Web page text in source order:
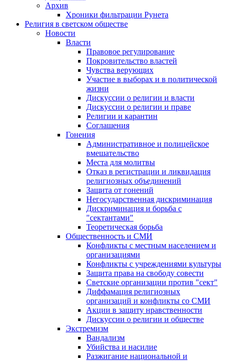
Архив
Хроники фильтрации Рунета
Религия в светском обществе
Новости
Власти
Правовое регулирование
Покровительство властей
Чувства верующих
Участие в выборах и в политической
жизни
Дискуссии о религии и власти
Дискуссии о религии и праве
Религии и карантин
Соглашения
Гонения
Административное и полицейское
вмешательство
Места для молитвы
Отказ в регистрации и ликвидация
религиозных объединений
Защита от гонений
Негосударственная дискриминация
Дискриминация и борьба с
"сектантами"
Теоретическая борьба
Общественность и СМИ
Конфликты с местным населением и
организациями
Конфликты с учреждениями культуры
Защита права на свободу совести
Светские организации против "сект"
Диффамация религиозных
организаций и конфликты со СМИ
Акции в защиту нравственности
Дискуссии о религии и обществе
Экстремизм
Вандализм
Убийства и насилие
Разжигание национальной и